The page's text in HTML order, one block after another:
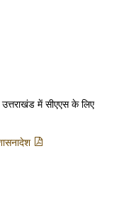
में सीएएस के लिए